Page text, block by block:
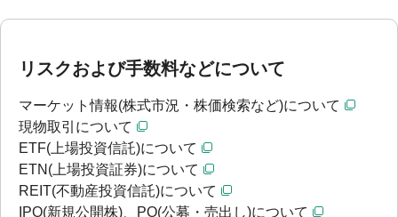
リスクおよび手数料などについて
マーケット情報(株式市況・株価検索など)について
現物取引について
ETF(上場投資信託)について
ETN(上場投資証券)について
REIT(不動産投資信託)について
IPO(新規公開株)、PO(公募・売出し)について